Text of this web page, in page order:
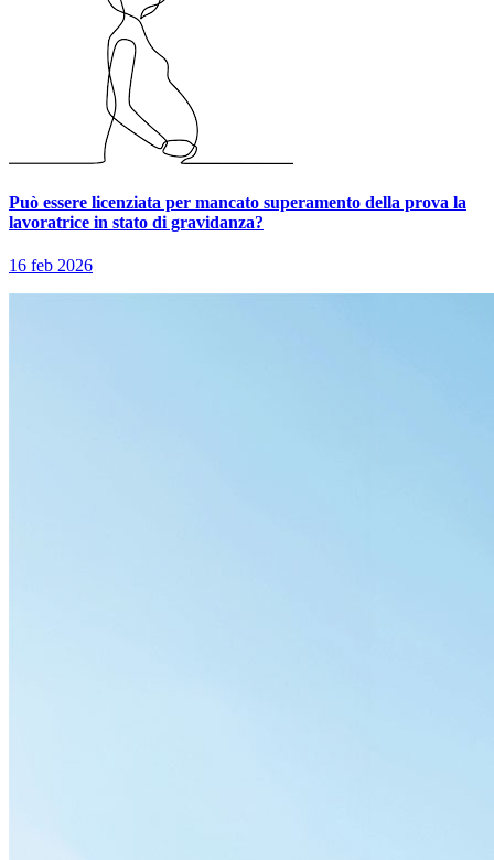
Può essere licenziata per mancato superamento della prova la
lavoratrice in stato di gravidanza?
16 feb 2026